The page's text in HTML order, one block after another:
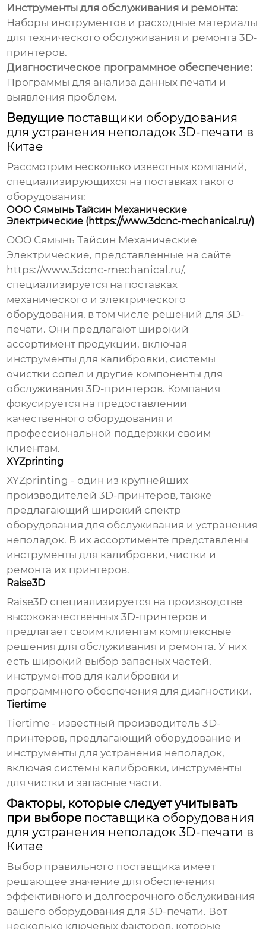
Инструменты для обслуживания и ремонта:
Наборы инструментов и расходные материалы
для технического обслуживания и ремонта 3D-
принтеров.
Диагностическое программное обеспечение:
Программы для анализа данных печати и
выявления проблем.
Ведущие поставщики оборудования
для устранения неполадок 3D-печати в
Китае
Рассмотрим несколько известных компаний,
специализирующихся на поставках такого
оборудования:
ООО Сямынь Тайсин Механические
Электрические (https://www.3dcnc-mechanical.ru/)
ООО Сямынь Тайсин Механические
Электрические, представленные на сайте
https://www.3dcnc-mechanical.ru/,
специализируется на поставках
механического и электрического
оборудования, в том числе решений для 3D-
печати. Они предлагают широкий
ассортимент продукции, включая
инструменты для калибровки, системы
очистки сопел и другие компоненты для
обслуживания 3D-принтеров. Компания
фокусируется на предоставлении
качественного оборудования и
профессиональной поддержки своим
клиентам.
XYZprinting
XYZprinting - один из крупнейших
производителей 3D-принтеров, также
предлагающий широкий спектр
оборудования для обслуживания и устранения
неполадок. В их ассортименте представлены
инструменты для калибровки, чистки и
ремонта их принтеров.
Raise3D
Raise3D специализируется на производстве
высококачественных 3D-принтеров и
предлагает своим клиентам комплексные
решения для обслуживания и ремонта. У них
есть широкий выбор запасных частей,
инструментов для калибровки и
программного обеспечения для диагностики.
Tiertime
Tiertime - известный производитель 3D-
принтеров, предлагающий оборудование и
инструменты для устранения неполадок,
включая системы калибровки, инструменты
для чистки и запасные части.
Факторы, которые следует учитывать
при выборе поставщика оборудования
для устранения неполадок 3D-печати в
Китае
Выбор правильного поставщика имеет
решающее значение для обеспечения
эффективного и долгосрочного обслуживания
вашего оборудования для 3D-печати. Вот
несколько ключевых факторов, которые